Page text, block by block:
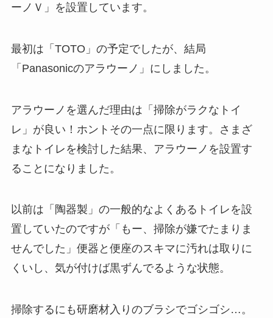
ーノＶ」を設置しています。
最初は「TOTO」の予定でしたが、結局
「Panasonicのアラウーノ」にしました。
アラウーノを選んだ理由は「掃除がラクなトイ
レ」が良い！ホントその一点に限ります。さまざ
まなトイレを検討した結果、アラウーノを設置す
ることになりました。
以前は「陶器製」の一般的なよくあるトイレを設
置していたのですが「もー、掃除が嫌でたまりま
せんでした」便器と便座のスキマに汚れは取りに
くいし、気が付けば黒ずんでるような状態。
掃除するにも研磨材入りのブラシでゴシゴシ…。